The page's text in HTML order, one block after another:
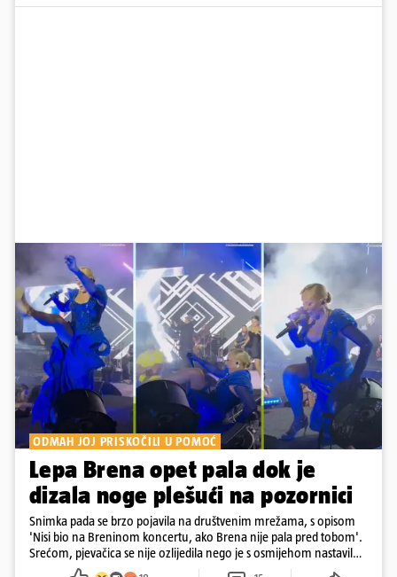
ODMAH JOJ PRISKOČILI U POMOĆ
Lepa Brena opet pala dok je
dizala noge plešući na pozornici
Snimka pada se brzo pojavila na društvenim mrežama, s opisom
'Nisi bio na Breninom koncertu, ako Brena nije pala pred tobom'.
Srećom, pjevačica se nije ozlijedila nego je s osmijehom nastavila